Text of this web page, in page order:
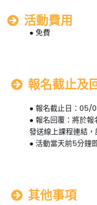
活動費用
● 免費
報名截止及
● 報名截止日：05/
● 報名回覆：將於
發送線上課程連結，
● 活動當天前5分鐘
其他事項